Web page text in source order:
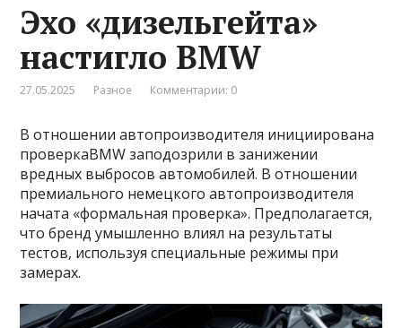
Эхо «дизельгейта»
настигло BMW
27.05.2025 Разное Комментарии: 0
В отношении автопроизводителя инициирована
проверкаBMW заподозрили в занижении
вредных выбросов автомобилей. В отношении
премиального немецкого автопроизводителя
начата «формальная проверка». Предполагается,
что бренд умышленно влиял на результаты
тестов, используя специальные режимы при
замерах.